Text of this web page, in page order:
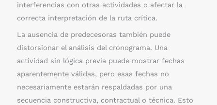
interferencias con otras actividades o afectar la
correcta interpretación de la ruta crítica.
La ausencia de predecesoras también puede
distorsionar el análisis del cronograma. Una
actividad sin lógica previa puede mostrar fechas
aparentemente válidas, pero esas fechas no
necesariamente estarán respaldadas por una
secuencia constructiva, contractual o técnica. Esto